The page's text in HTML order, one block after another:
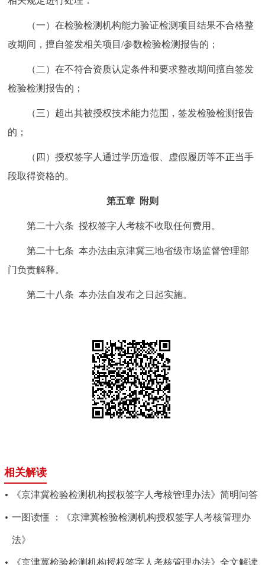
（一）在检验检测机构能力验证检测项目结果不合格整
改期间，擅自签发相关项目/参数检验检测报告的；
（二）在不符合资质认定条件和要求整改期间擅自签发
检验检测报告的；
（三）超出其被授权技术能力范围，签发检验检测报告
的；
（四）授权签字人通过学历造假、虚假履历等不正当手
段取得资格的。
第五章 附则
第二十六条 授权签字人考核不收取任何费用。
第二十七条 本办法由京津冀三地省级市场监督管理部
门负责解释。
第二十八条 本办法自发布之日起实施。
相关解读
《京津冀检验检测机构授权签字人考核管理办法》简明问答
一图读懂 ：《京津冀检验检测机构授权签字人考核管理办
法》
《京津冀检验检测机构授权签字人考核管理办法》全文解读